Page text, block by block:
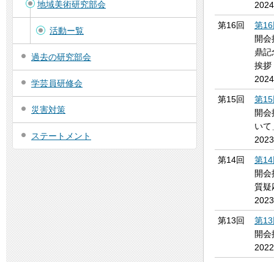
地域美術研究部会
活動ー覧
過去の研究部会
学芸員研修会
災害対策
ステートメント
第16回
第
開
鼎記
挨拶
第15回
第
開会
いて
第14回
第
開会
質疑
第13回
第
開会